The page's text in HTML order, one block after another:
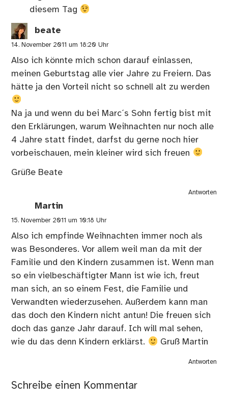
diesem Tag
beate
14. November 2011 um 18:20 Uhr
Also ich könnte mich schon darauf einlassen,
meinen Geburtstag alle vier Jahre zu Freiern. Das
hätte ja den Vorteil nicht so schnell alt zu werden
Na ja und wenn du bei Marc´s Sohn fertig bist mit
den Erklärungen, warum Weihnachten nur noch alle
4 Jahre statt findet, darfst du gerne noch hier
vorbeischauen, mein kleiner wird sich freuen
Grüße Beate
Antworten
Martin
15. November 2011 um 10:18 Uhr
Also ich empfinde Weihnachten immer noch als
was Besonderes. Vor allem weil man da mit der
Familie und den Kindern zusammen ist. Wenn man
so ein vielbeschäftigter Mann ist wie ich, freut
man sich, an so einem Fest, die Familie und
Verwandten wiederzusehen. Außerdem kann man
das doch den Kindern nicht antun! Die freuen sich
doch das ganze Jahr darauf. Ich will mal sehen,
wie du das denn Kindern erklärst.
Gruß Martin
Antworten
Schreibe einen Kommentar